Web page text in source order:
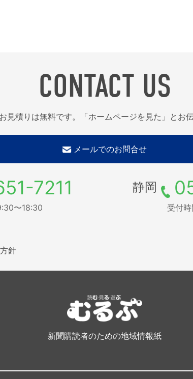
CONTACT US
見積りは無料です。「ホームページを見た」とお伝
メールでのお問合せ
7211
〜18:30
静岡
受付
針
新聞購読者のための地域情報紙